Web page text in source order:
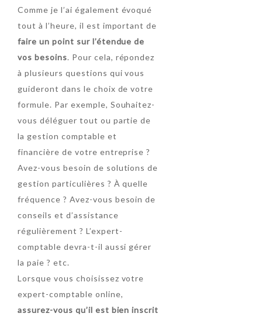
Comme je l’ai également évoqué
tout à l’heure, il est important de
faire un point sur l’étendue de
vos besoins. Pour cela, répondez
à plusieurs questions qui vous
guideront dans le choix de votre
formule. Par exemple, Souhaitez-
vous déléguer tout ou partie de
la gestion comptable et
financière de votre entreprise ?
Avez-vous besoin de solutions de
gestion particulières ? À quelle
fréquence ? Avez-vous besoin de
conseils et d’assistance
régulièrement ? L’expert-
comptable devra-t-il aussi gérer
la paie ? etc.
Lorsque vous choisissez votre
expert-comptable online,
assurez-vous qu’il est bien inscrit